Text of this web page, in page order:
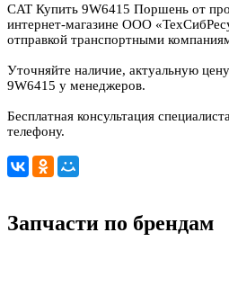
CAT Купить 9W6415 Поршень от
интернет-магазине ООО
отправкой транспортными
Уточняйте наличие, актуальную
9W6415 у менеджеров.
Бесплатная консультация
телефону.
Запчасти по брендам